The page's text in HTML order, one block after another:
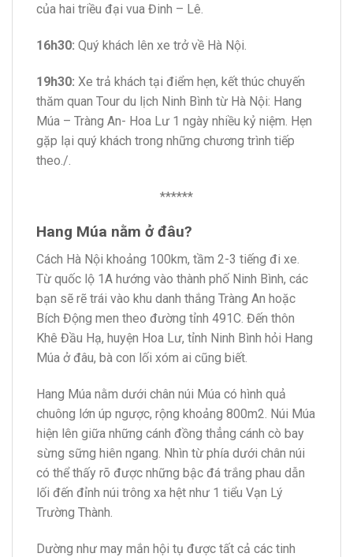
của hai triều đại vua Đinh – Lê.
16h30: Quý khách lên xe trở về Hà Nội.
19h30: Xe trả khách tại điểm hẹn, kết thúc chuyến
thăm quan Tour du lịch Ninh Bình từ Hà Nội: Hang
Múa – Tràng An- Hoa Lư 1 ngày nhiều kỷ niệm. Hẹn
gặp lại quý khách trong những chương trình tiếp
theo./.
******
Hang Múa nằm ở đâu?
Cách Hà Nội khoảng 100km, tầm 2-3 tiếng đi xe.
Từ quốc lộ 1A hướng vào thành phố Ninh Bình, các
bạn sẽ rẽ trái vào khu danh thắng Tràng An hoặc
Bích Động men theo đường tỉnh 491C. Đến thôn
Khê Đầu Hạ, huyện Hoa Lư, tỉnh Ninh Bình hỏi Hang
Múa ở đâu, bà con lối xóm ai cũng biết.
Hang Múa nằm dưới chân núi Múa có hình quả
chuông lớn úp ngược, rộng khoảng 800m2. Núi Múa
hiện lên giữa những cánh đồng thẳng cánh cò bay
sừng sững hiên ngang. Nhìn từ phía dưới chân núi
có thể thấy rõ được những bậc đá trắng phau dẫn
lối đến đỉnh núi trông xa hệt như 1 tiểu Vạn Lý
Trường Thành.
Dường như may mắn hội tụ được tất cả các tinh